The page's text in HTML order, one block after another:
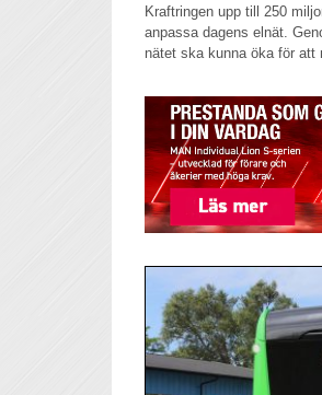
Kraftringen upp till 250
anpassa dagens elnät.
nätet ska kunna öka för att